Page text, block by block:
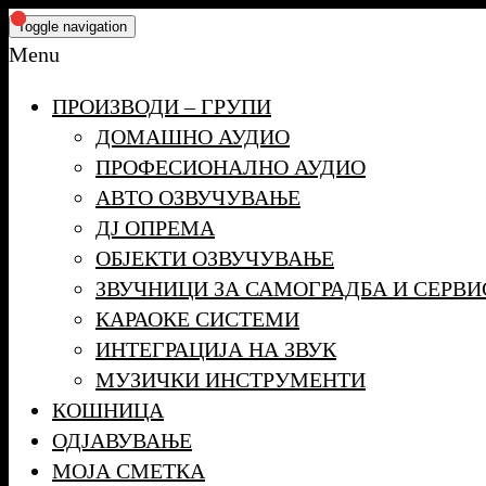
Skip
to
content
Toggle navigation
Menu
ПРОИЗВОДИ – ГРУПИ
ДОМАШНО АУДИО
ПРОФЕСИОНАЛНО АУДИО
АВТО ОЗВУЧУВАЊЕ
ДЈ ОПРЕМА
ОБЈЕКТИ ОЗВУЧУВАЊЕ
ЗВУЧНИЦИ ЗА САМОГРАДБА И
КАРАОКЕ СИСТЕМИ
ИНТЕГРАЦИЈА НА ЗВУК
МУЗИЧКИ ИНСТРУМЕНТИ
КОШНИЦА
ОДЈАВУВАЊЕ
МОЈА СМЕТКА